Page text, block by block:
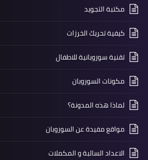
مكتبة التجويد
كيفية تحريك الخرزات
تقنية سوروبانية للاطفال
مكونات السوروبان
لماذا هذه المدونة؟
مواقع مفيدة عن السوروبان
الاعداد السالبة و المكملات